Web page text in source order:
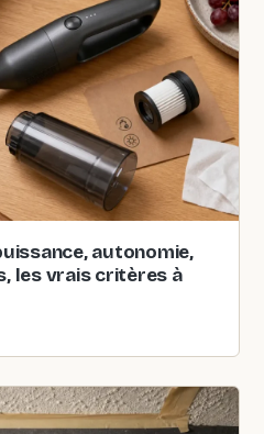
autonomie,
les vrais critères à